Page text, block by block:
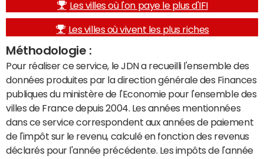
Les villes où l'on paye le plus d'IFI
Les villes où vivent les plus riches
Méthodologie :
Pour réaliser ce service, le JDN a recueilli l'ensemble des
données produites par la direction générale des Finances
publiques du ministère de l'Economie pour l'ensemble des
villes de France depuis 2004. Les années mentionnées
dans ce service correspondent aux années de paiement
de l'impôt sur le revenu, calculé en fonction des revenus
déclarés pour l'année précédente. Les impôts de l'année